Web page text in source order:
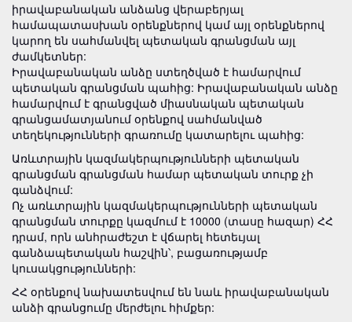
իրավաբանական անձանց վերաբերյալ
համապատասխան օրենքներով կամ այլ օրենքներով
կարող են սահմանվել պետական գրանցման այլ
ժամկետներ:
Իրավաբանական անձը ստեղծված է համարվում
պետական գրանցման պահից: Իրավաբանական անձը
համարվում է գրանցված միասնական պետական
գրանցամատյանում օրենքով սահմանված
տեղեկությունների գրառումը կատարելու պահից:
Առևտրային կազմակերպությունների պետական
գրանցման գրանցման համար պետական տուրք չի
գանձվում:
Ոչ առևտրային կազմակերպությունների պետական
գրանցման տուրքը կազմում է 10000 (տասը հազար) ՀՀ
դրամ, որն անհրաժեշտ է վճարել հետեւյալ
գանձապետական հաշվին՝, բացառությամբ
կուսակցությունների:
ՀՀ օրենքով նախատեսվում են նաև իրավաբանական
անձի գրանցումը մերժելու հիմքեր: